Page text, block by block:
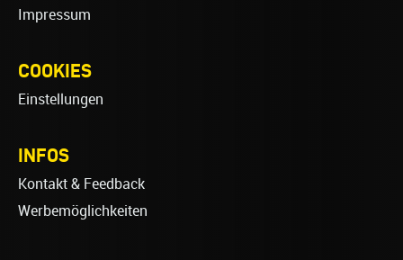
Impressum
COOKIES
Einstellungen
INFOS
Kontakt & Feedback
Werbemöglichkeiten